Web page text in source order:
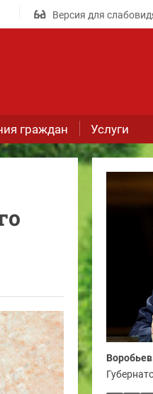
Версия для
граждан Услуги